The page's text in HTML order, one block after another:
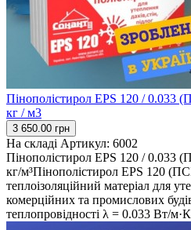
Пінополістирол EPS 120 / 0.033
кг / м3
3 650.00 грн
На складі Артикул: 6002
Пінополістирол EPS 120 / 0.033
кг/м³Пінополістирол EPS 120
теплоізоляційний матеріал для
комерційних та промислових
теплопровідності λ = 0.033 Вт/м·К